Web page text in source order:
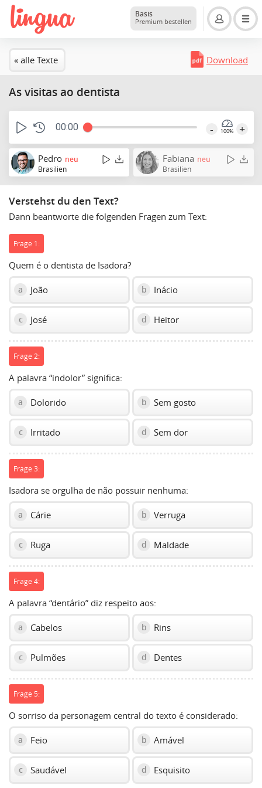
Basis
Premium bestellen
« alle Texte Download
As visitas ao dentista
00:00 - 100% +
Pedro neu
Brasilien
Fabiana neu
Brasilien
Verstehst du den Text?
Dann beantworte die folgenden Fragen zum Text:
Frage 1:
Quem é o dentista de Isadora?
a João b Inácio
c José d Heitor
Frage 2:
A palavra “indolor” significa:
a Dolorido b Sem gosto
c Irritado d Sem dor
Frage 3:
Isadora se orgulha de não possuir nenhuma:
a Cárie b Verruga
c Ruga d Maldade
Frage 4:
A palavra “dentário” diz respeito aos:
a Cabelos b Rins
c Pulmões d Dentes
Frage 5:
O sorriso da personagem central do texto é considerado:
a Feio b Amável
c Saudável d Esquisito